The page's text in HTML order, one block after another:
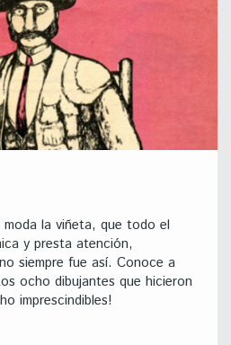
la viñeta, que todo el
y presta atención,
siempre fue así. Conoce a
ocho dibujantes que hicieron
imprescindibles!